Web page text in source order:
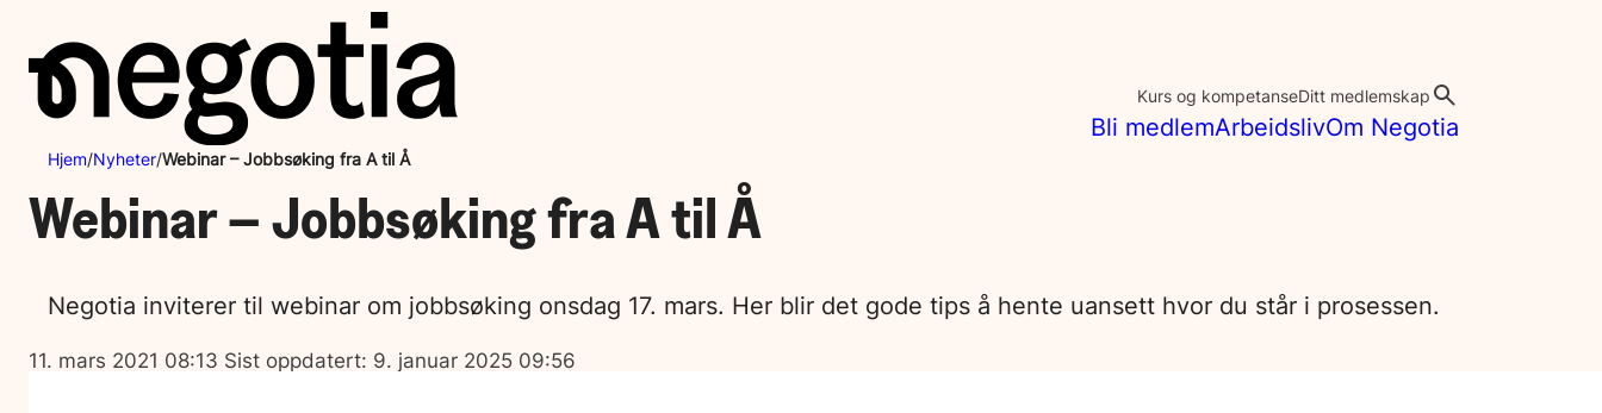
innhold
Bli medlemArbeidslivOm Negotia
Kurs og kompetanseDitt medlemskap
Hjem/Nyheter/Webinar – Jobbsøking fra A til Å
Webinar – Jobbsøking fra A til Å
Negotia inviterer til webinar om jobbsøking onsdag 17. mars. Her blir det gode tips å hente uansett hvor du står i prosessen.
Lagt
ut
11. mars 2021 08:13 Sist oppdatert: 9. januar 2025 09:56